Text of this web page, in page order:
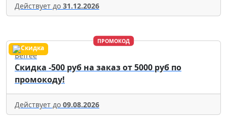
Действует до 31.12.2026
ПРОМОКОД
Befree
Скидка -500 руб на заказ от 5000 руб по
промокоду!
Действует до 09.08.2026